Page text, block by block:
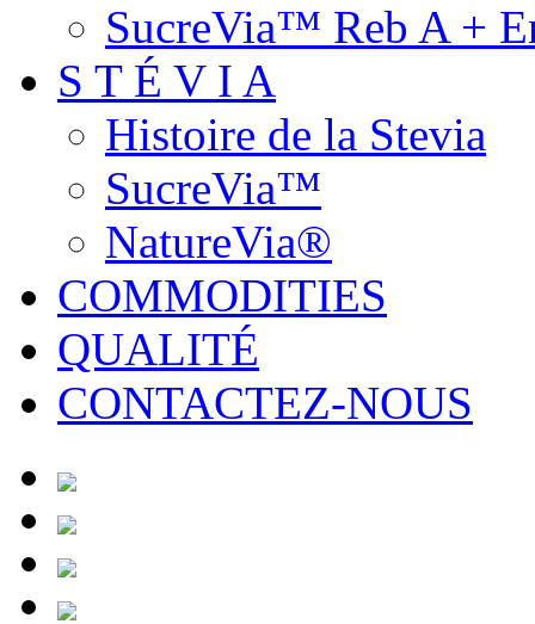
SucreVia™ Reb A +
S T É V I A
Histoire de la Stevia
SucreVia™
NatureVia®
COMMODITIES
QUALITÉ
CONTACTEZ-NOUS